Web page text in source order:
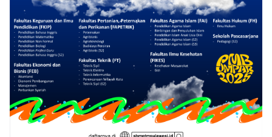
Klik Banner PMB UMSI